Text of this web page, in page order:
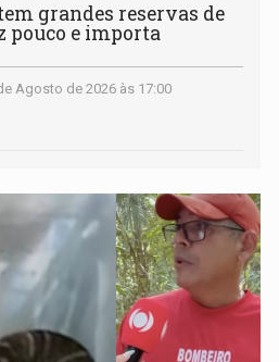
grandes reservas de
pouco e importa
Agosto de 2026 às 17:00